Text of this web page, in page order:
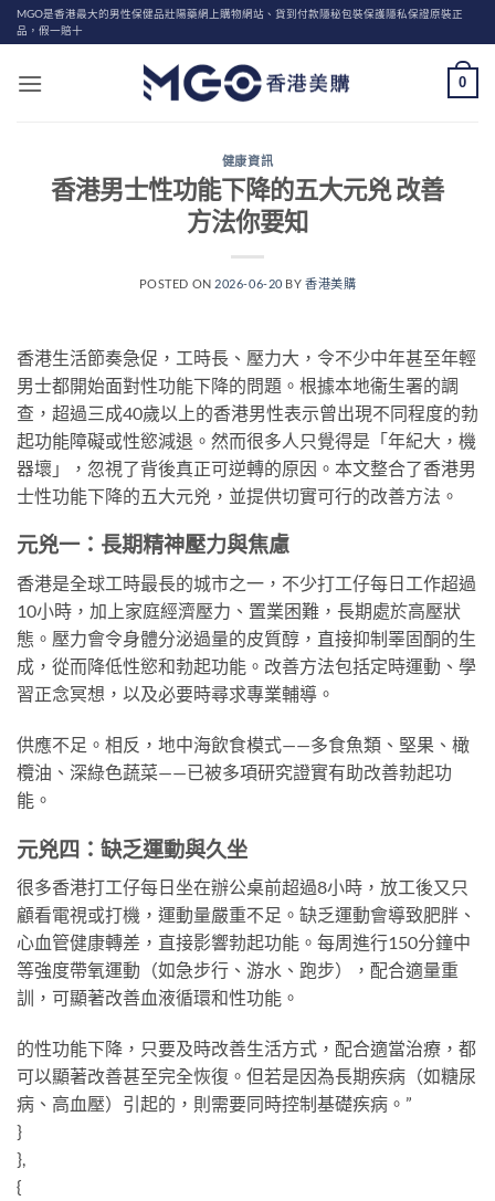
Skip
to
MGO是香港最大的男性保健品壯陽藥網上購物網站、貨到付款隱秘包裝保護隱私保證原裝正
品，假一賠十
0
健康資訊
香港男士性功能下降的五大元兇 改善
方法你要知
POSTED ON 2026-06-20 BY香港美購
香港生活節奏急促，工時長、壓力大，令不少中年甚至年輕
男士都開始面對性功能下降的問題。根據本地衞生署的調
查，超過三成40歲以上的香港男性表示曾出現不同程度的勃
起功能障礙或性慾減退。然而很多人只覺得是「年紀大，機
器壞」，忽視了背後真正可逆轉的原因。本文整合了香港男
士性功能下降的五大元兇，並提供切實可行的改善方法。
元兇一：長期精神壓力與焦慮
香港是全球工時最長的城市之一，不少打工仔每日工作超過
10小時，加上家庭經濟壓力、置業困難，長期處於高壓狀
態。壓力會令身體分泌過量的皮質醇，直接抑制睪固酮的生
成，從而降低性慾和勃起功能。改善方法包括定時運動、學
習正念冥想，以及必要時尋求專業輔導。
供應不足。相反，地中海飲食模式——多食魚類、堅果、橄
欖油、深綠色蔬菜——已被多項研究證實有助改善勃起功
能。
元兇四：缺乏運動與久坐
很多香港打工仔每日坐在辦公桌前超過8小時，放工後又只
顧看電視或打機，運動量嚴重不足。缺乏運動會導致肥胖、
心血管健康轉差，直接影響勃起功能。每周進行150分鐘中
等強度帶氧運動（如急步行、游水、跑步），配合適量重
訓，可顯著改善血液循環和性功能。
的性功能下降，只要及時改善生活方式，配合適當治療，都
可以顯著改善甚至完全恢復。但若是因為長期疾病（如糖尿
病、高血壓）引起的，則需要同時控制基礎疾病。”
}
},
{